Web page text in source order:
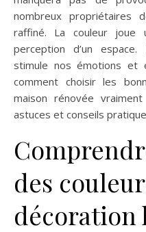
nombreux propriétaires
raffiné. La couleur joue
perception d’un
stimule nos émotions et
comment choisir les
maison rénovée
astuces et conseils
des
décoration